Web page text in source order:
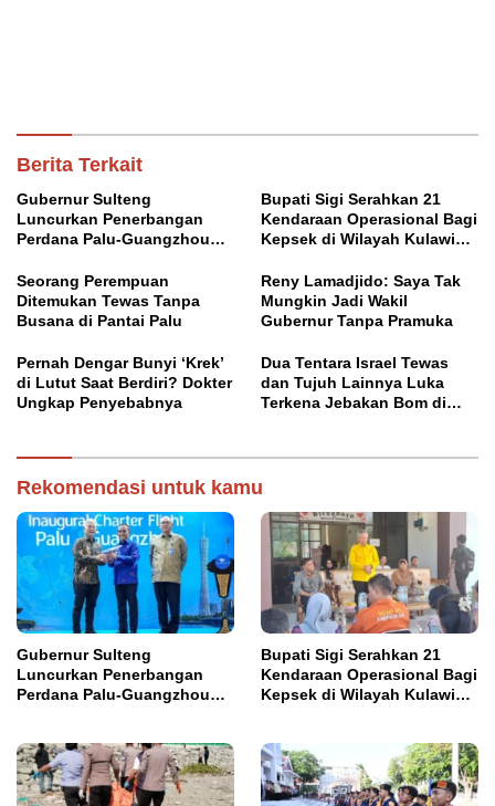
Berita Terkait
Gubernur Sulteng
Luncurkan Penerbangan
Perdana Palu-Guangzhou
Bupati Sigi Serahkan 21
Kendaraan Operasional Bagi
Kepsek di Wilayah Kulawi
Seorang Perempuan
Ditemukan Tewas Tanpa
Busana di Pantai Palu
Reny Lamadjido: Saya Tak
Mungkin Jadi Wakil
Gubernur Tanpa Pramuka
Pernah Dengar Bunyi ‘Krek’
di Lutut Saat Berdiri? Dokter
Ungkap Penyebabnya
Dua Tentara Israel Tewas
dan Tujuh Lainnya Luka
Terkena Jebakan Bom di
Rekomendasi untuk kamu
Gubernur Sulteng
Luncurkan Penerbangan
Perdana Palu-Guangzhou
Bupati Sigi Serahkan 21
Kendaraan Operasional Bagi
Kepsek di Wilayah Kulawi